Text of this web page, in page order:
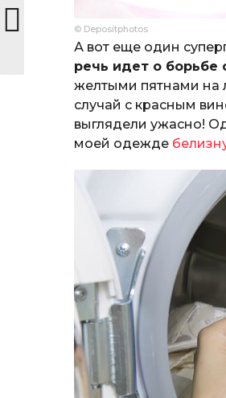
© Depositphotos
А вот еще один
речь идет о
желтыми пятнами на
случай с красным
выглядели ужасно!
моей одежде